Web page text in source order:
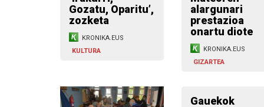
Gozatu, Oparitu’,
zozketa
KRONIKA.EUS
KULTURA
alargunari
prestazioa
onartu diote
KRONIKA.EUS
GIZARTEA
Gauekok